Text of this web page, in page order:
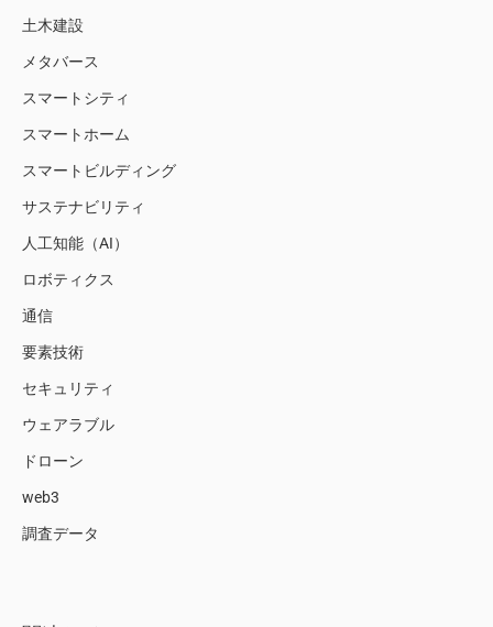
土木建設
メタバース
スマートシティ
スマートホーム
スマートビルディング
サステナビリティ
人工知能（AI）
ロボティクス
通信
要素技術
セキュリティ
ウェアラブル
ドローン
web3
調査データ